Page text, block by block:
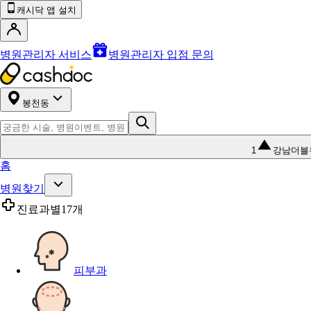
캐시닥 앱 설치
병원관리자 서비스 병원관리자 입점 문의
봉천동
1 강남더블
홈
병원찾기
진료과별17개
피부과